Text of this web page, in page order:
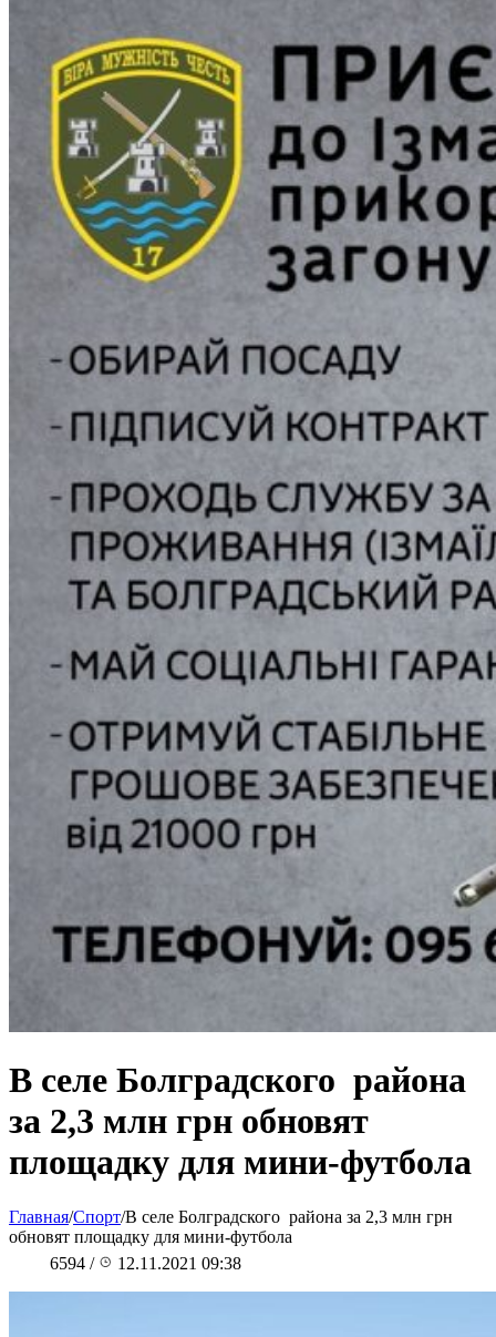
В селе Болградского района
за 2,3 млн грн обновят
площадку для мини-футбола
Главная/Спорт/В селе Болградского района за 2,3 млн грн
обновят площадку для мини-футбола
6594 / 12.11.2021 09:38